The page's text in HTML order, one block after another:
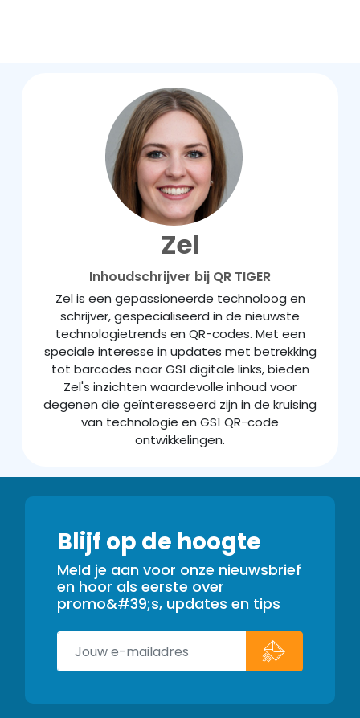
Zel
Inhoudschrijver bij QR TIGER
Zel is een gepassioneerde technoloog en
schrijver, gespecialiseerd in de nieuwste
technologietrends en QR-codes. Met een
speciale interesse in updates met betrekking
tot barcodes naar GS1 digitale links, bieden
Zel's inzichten waardevolle inhoud voor
degenen die geïnteresseerd zijn in de kruising
van technologie en GS1 QR-code
ontwikkelingen.
Blijf op de hoogte
Meld je aan voor onze nieuwsbrief
en hoor als eerste over
promo&#39;s, updates en tips